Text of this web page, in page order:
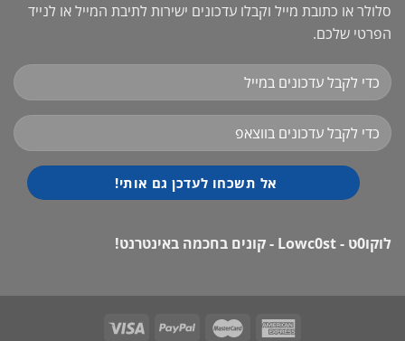
סלולר או כתובת מייל וקבלו עדכונים ישירות לתיבת המייל או לנייד
הפרטי שלכם.
לוקו0ט - Lowc0st - קונים בחכמה באינטרנט!